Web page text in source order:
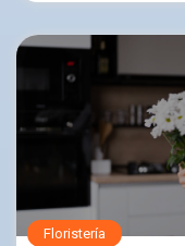
Floristería